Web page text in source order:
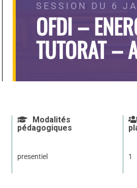
SESSION DU 6
OFDI –
TUTORAT –
Modalités
pédagogiques
presentiel 1